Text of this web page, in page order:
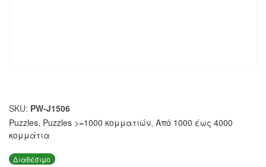
SKU: PW-J1506
Puzzles, Puzzles >=1000 κομματιών, Από 1000 έως 4000
κομμάτια
Διαθέσιμο